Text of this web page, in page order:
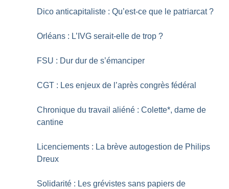
Dico anticapitaliste : Qu’est-ce que le patriarcat ?
Orléans : L’IVG serait-elle de trop ?
FSU : Dur dur de s’émanciper
CGT : Les enjeux de l’après congrès fédéral
Chronique du travail aliéné : Colette*, dame de
cantine
Licenciements : La brève autogestion de Philips
Dreux
Solidarité : Les grévistes sans papiers de